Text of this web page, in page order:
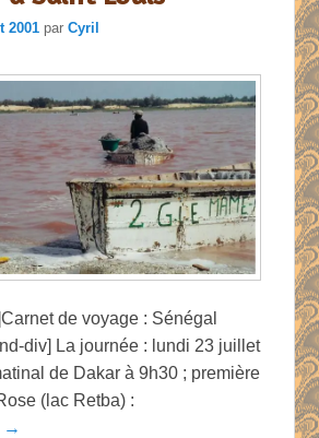
2001 parCyril
de voyage : Sénégal
div] La journée : lundi 23 juillet
de Dakar à 9h30 ; première
(lac Retba) :
→